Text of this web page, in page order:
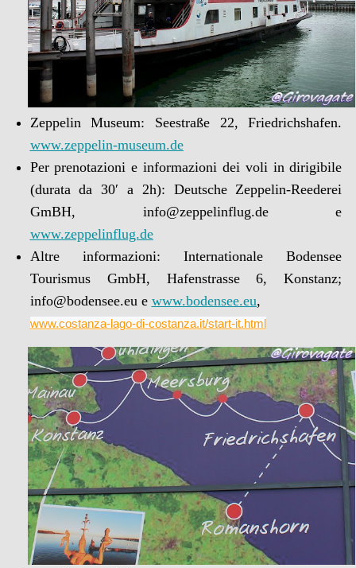
Zeppelin Museum: Seestraße 22, Friedrichshafen.
www.zeppelin-museum.de
Per prenotazioni e informazioni dei voli in dirigibile
(durata da 30′ a 2h): Deutsche Zeppelin-Reederei
GmBH, info@zeppelinflug.de e
www.zeppelinflug.de
Altre informazioni: Internationale Bodensee
Tourismus GmbH, Hafenstrasse 6, Konstanz;
info@bodensee.eu e www.bodensee.eu,
www.costanza-lago-di-costanza.it/start-it.html